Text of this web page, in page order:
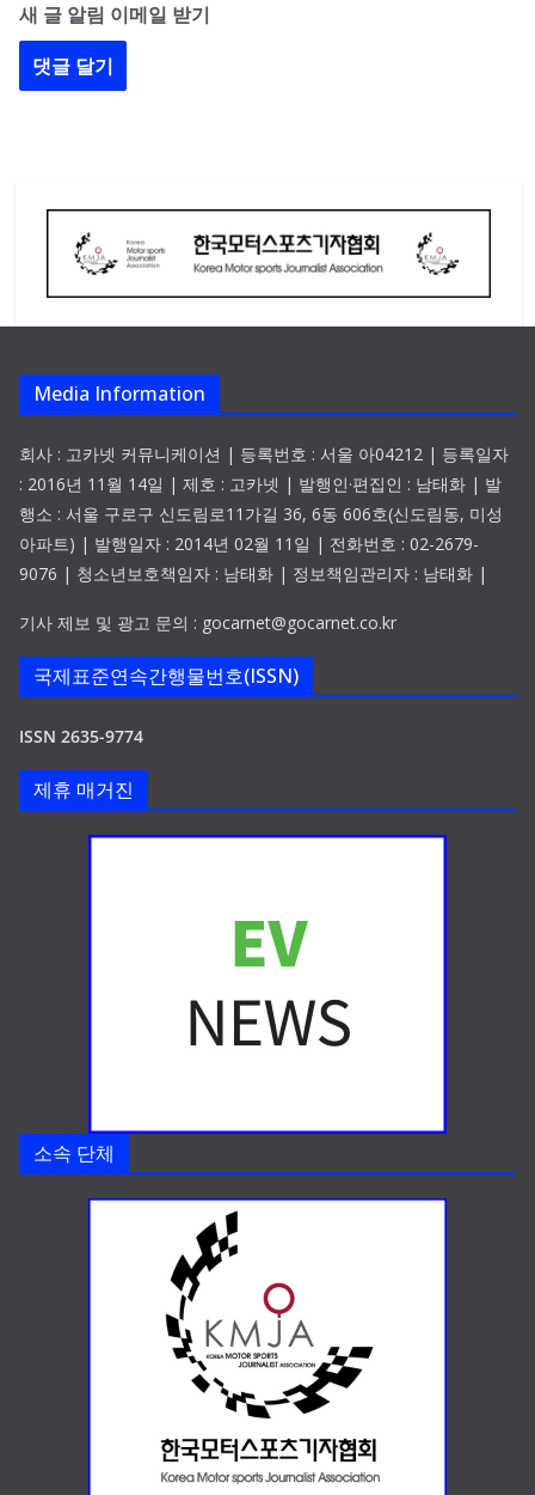
새 글 알림 이메일 받기
Media Information
회사 : 고카넷 커뮤니케이션 | 등록번호 : 서울 아04212 | 등록일자
: 2016년 11월 14일 | 제호 : 고카넷 | 발행인·편집인 : 남태화 | 발
행소 : 서울 구로구 신도림로11가길 36, 6동 606호(신도림동, 미성
아파트) | 발행일자 : 2014년 02월 11일 | 전화번호 : 02-2679-
9076 | 청소년보호책임자 : 남태화 | 정보책임관리자 : 남태화 |
기사 제보 및 광고 문의 : gocarnet@gocarnet.co.kr
국제표준연속간행물번호(ISSN)
ISSN 2635-9774
제휴 매거진
소속 단체